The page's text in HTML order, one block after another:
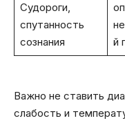
Судороги,
спутанность
сознания
й
Важно не ставить
слабость и